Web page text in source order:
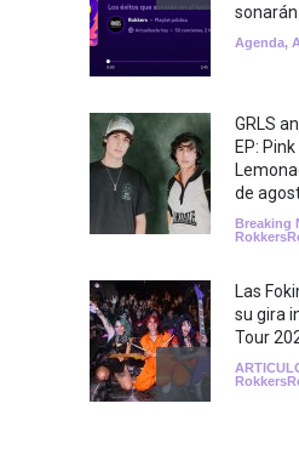
Agenda,
GRLS
EP: Pink
de
Breaking
Las
su gira
Tour